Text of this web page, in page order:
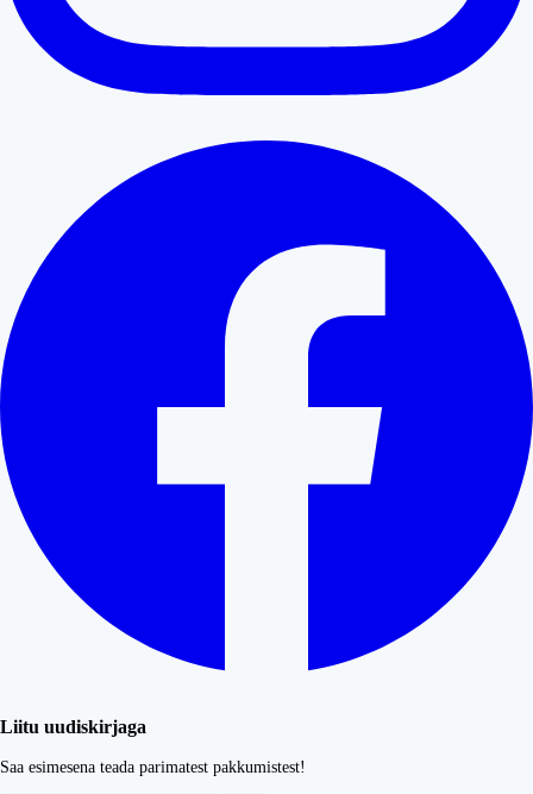
Liitu uudiskirjaga
Saa esimesena teada parimatest pakkumistest!